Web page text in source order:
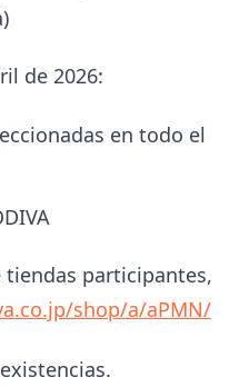
de 2026:
en todo el
participantes,
shop/a/aPMN/